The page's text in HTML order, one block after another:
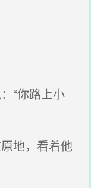
“你路上小
地，看着他